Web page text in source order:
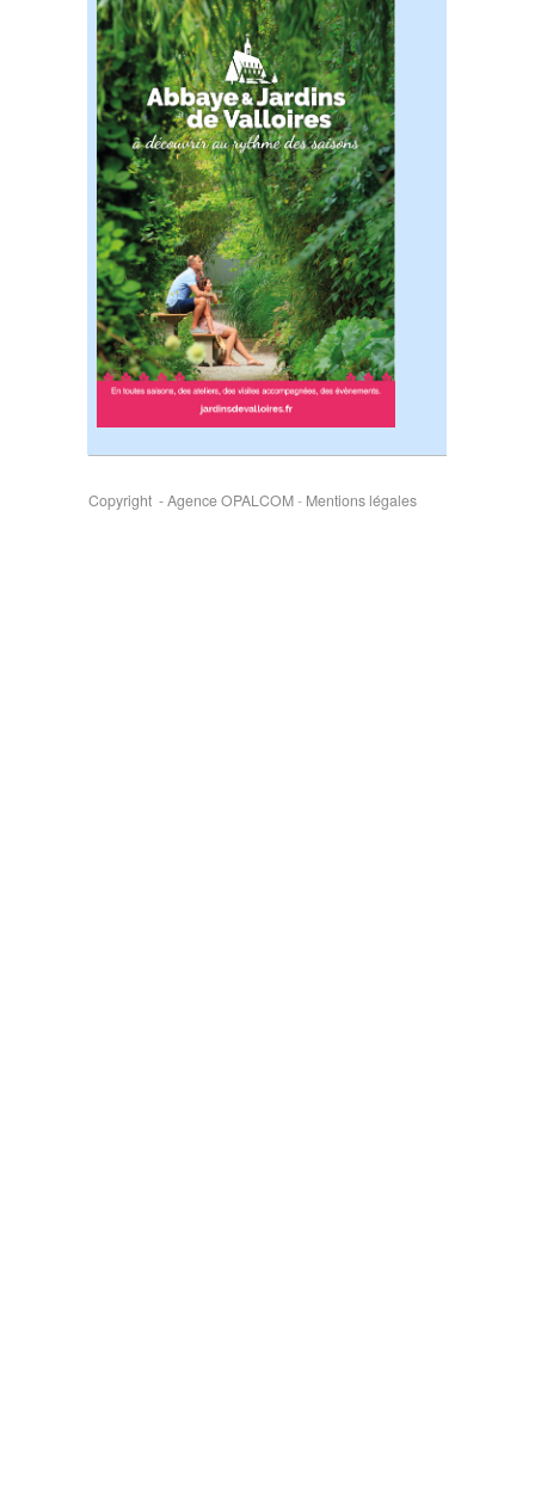
Copyright - Agence OPALCOM- Mentions légales